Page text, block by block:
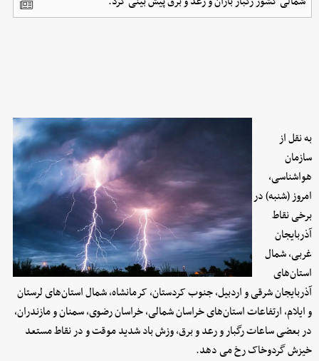
به نقل از
سازمان
هواشناسی،
امروز (شنبه) در
برخی نقاط
آذربایجان
غربی، شمال
استان‌های
آذربایجان شرقی و اردبیل، جنوب کردستان، کرمانشاه، شمال استان‌های لرستان
و ایلام، ارتفاعات استان‌های خراسان شمالی، خراسان رضوی، سمنان و مازندران،
در بعضی ساعات رگبار و رعد و برق، وزش باد شدید موقت و در نقاط مستعد
خیزش گردوخاک رخ می دهد.